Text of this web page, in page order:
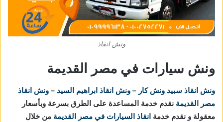
ونش انقاذ
ونش سيارات في مصر القديمة
ونش انقاذ سبيد ونش كار – ونش انقاذ ابراهيم السيد – ونش انقاذ
مصر القديمة نقدم خدمة المساعدة على الطرق بسرعة وبأسعار
معقولة و نقدم خدمة انقاذ السيارات في مصر القديمة من خلال